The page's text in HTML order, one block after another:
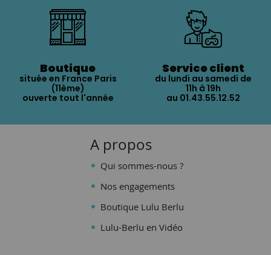
Boutique
située en France Paris
(11ème)
ouverte tout l'année
Service client
du lundi au samedi de
11h à 19h
au 01.43.55.12.52
A propos
Qui sommes-nous ?
Nos engagements
Boutique Lulu Berlu
Lulu-Berlu en Vidéo